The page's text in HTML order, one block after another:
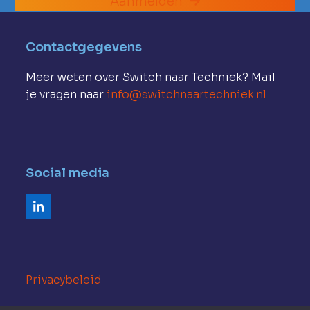
Contactgegevens
Meer weten over Switch naar Techniek? Mail
je vragen naar info@switchnaartechniek.nl
Social media
LinkedIn
Privacybeleid